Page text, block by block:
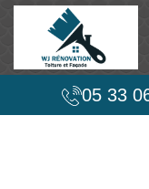
05 33